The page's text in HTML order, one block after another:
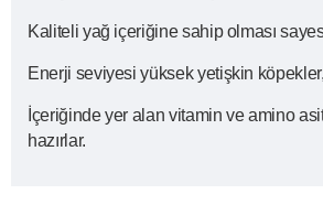
Kaliteli yağ içeriğine sahip olması
Enerji seviyesi yüksek yetişkin
İçeriğinde yer alan vitamin ve amino
hazırlar.